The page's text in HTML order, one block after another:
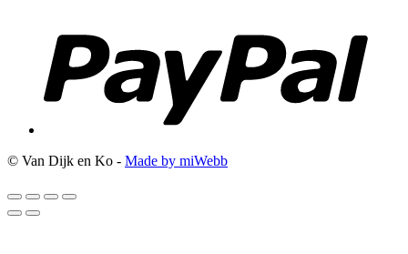
© Van Dijk en Ko - Made by miWebb